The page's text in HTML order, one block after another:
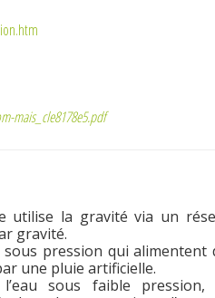
mais_cle8178e5.pdf
utilise la gravité via un
gravité.
sous pression qui
une pluie artificielle.
sous faible